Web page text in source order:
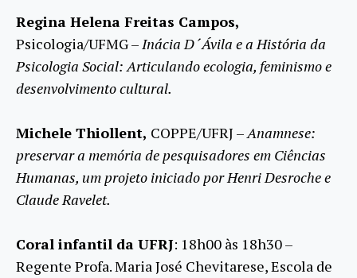
Regina Helena Freitas Campos,
Psicologia/UFMG –Inácia D´Ávila e a História da
Psicologia Social: Articulando ecologia, feminismo e
desenvolvimento cultural.
Michele Thiollent, COPPE/UFRJ –Anamnese:
preservar a memória de pesquisadores em Ciências
Humanas, um projeto iniciado por Henri Desroche e
Claude Ravelet.
Coral infantil da UFRJ: 18h00 às 18h30 –
Regente Profa. Maria José Chevitarese, Escola de